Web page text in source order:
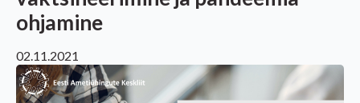
ohjamine
02.11.2021